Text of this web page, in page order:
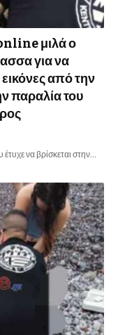
μιλά ο
για να
από την
παραλία του
να βρίσκεται στην…